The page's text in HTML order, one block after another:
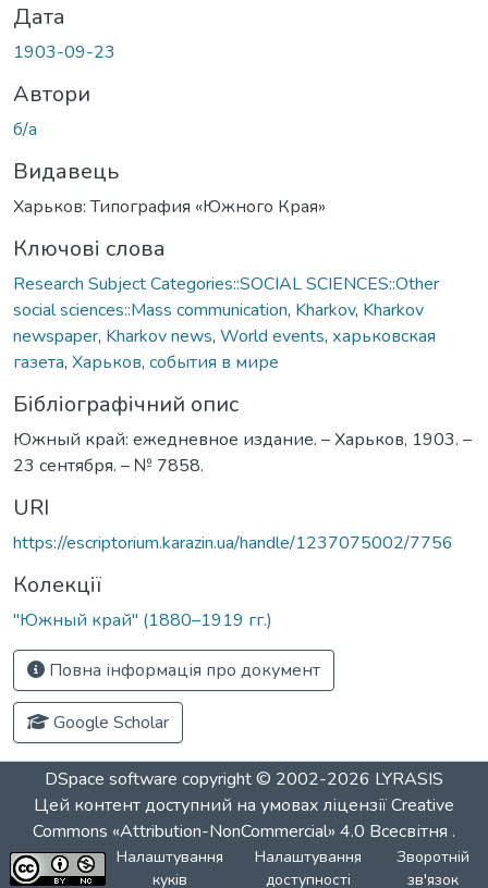
Дата
1903-09-23
Автори
б/а
Видавець
Харьков: Типография «Южного Края»
Ключові слова
Research Subject Categories::SOCIAL SCIENCES::Other
social sciences::Mass communication, Kharkov, Kharkov
newspaper, Kharkov news, World events, харьковская
газета, Харьков, события в мире
Бібліографічний опис
Южный край: ежедневное издание. – Харьков, 1903. –
23 сентября. – № 7858.
URI
https://escriptorium.karazin.ua/handle/1237075002/7756
Колекції
"Южный край" (1880–1919 гг.)
Повна інформація про документ
Google Scholar
DSpace software copyright © 2002-2026 LYRASIS
Цей контент доступний на умовах ліцензіїCreative
Commons «Attribution-NonCommercial» 4.0 Всесвітня .
Налаштування
куків
Налаштування
доступності
Зворотній
зв'язок